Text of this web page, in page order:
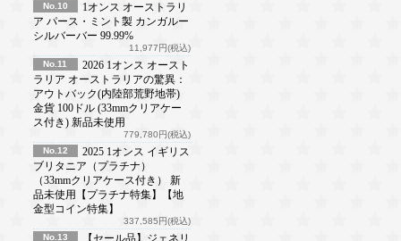
No.10
1オンス オーストラリ
ア パース・ミント製 カンガルー
シルバーバー 99.99%
11,977円(税込)
No.11
2026 1オンス オースト
ラリア オーストラリアの驚異：
アウトバック(内陸部荒野地帯)
金貨 100ドル (33mmクリアケー
ス付き) 新品未使用
779,780円(税込)
No.12
2025 1オンス イギリス
ブリタニア（プラチナ）
（33mmクリアケース付き） 新
品未使用【プラチナ特集】【地
金型コイン特集】
337,585円(税込)
No.13
【セール品】ジェネリ